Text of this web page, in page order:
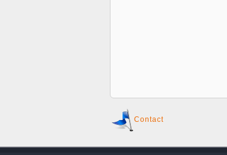
Contact